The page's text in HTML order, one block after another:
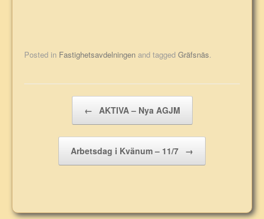
Posted in Fastighetsavdelningen and tagged Gräfsnäs.
← AKTIVA – Nya AGJM
Arbetsdag i Kvänum – 11/7 →